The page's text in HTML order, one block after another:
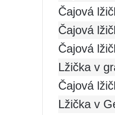
Čajová
Čajová
Čajová
Lžička v
Čajová
Lžička v